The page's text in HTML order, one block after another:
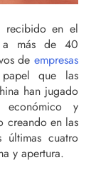
recibido en el
a más de 40
de empresas
que las
han jugado
y
creando en las
últimas cuatro
y apertura.